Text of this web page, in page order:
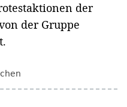
der
der Gruppe